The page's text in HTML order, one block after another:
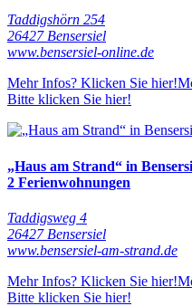
Taddigshörn 254
26427 Bensersiel
www.bensersiel-online.de
Mehr Infos? Klicken Sie hier!
Bitte klicken Sie hier!
„Haus am Strand“ in
2 Ferienwohnungen
Taddigsweg 4
26427 Bensersiel
www.bensersiel-am-strand.de
Mehr Infos? Klicken Sie hier!
Bitte klicken Sie hier!